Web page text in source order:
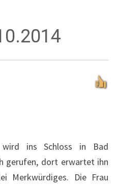
wird ins Schloss in Bad
gerufen, dort erwartet ihn
Merkwürdiges. Die Frau